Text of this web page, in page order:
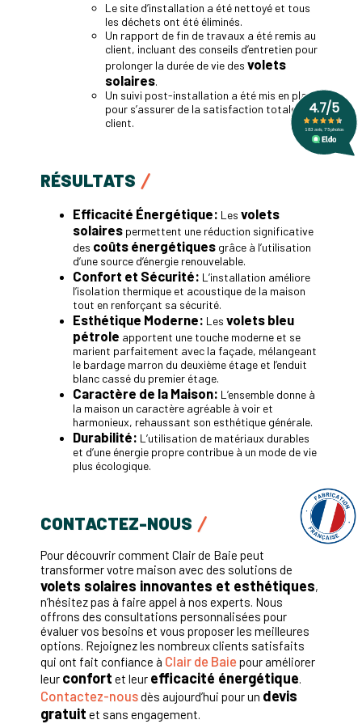
Le site d’installation a été nettoyé et tous
les déchets ont été éliminés.
Un rapport de fin de travaux a été remis au
client, incluant des conseils d’entretien pour
prolonger la durée de vie des volets
solaires.
Un suivi post-installation a été mis en place
pour s’assurer de la satisfaction totale du
client.
RÉSULTATS
Efficacité Énergétique: Les volets
solaires permettent une réduction significative
des coûts énergétiques grâce à l’utilisation
d’une source d’énergie renouvelable.
Confort et Sécurité: L’installation améliore
l’isolation thermique et acoustique de la maison
tout en renforçant sa sécurité.
Esthétique Moderne: Les volets bleu
pétrole apportent une touche moderne et se
marient parfaitement avec la façade, mélangeant
le bardage marron du deuxième étage et l’enduit
blanc cassé du premier étage.
Caractère de la Maison: L’ensemble donne à
la maison un caractère agréable à voir et
harmonieux, rehaussant son esthétique générale.
Durabilité: L’utilisation de matériaux durables
et d’une énergie propre contribue à un mode de vie
plus écologique.
CONTACTEZ-NOUS
Pour découvrir comment Clair de Baie peut
transformer votre maison avec des solutions de
volets solaires innovantes et esthétiques,
n’hésitez pas à faire appel à nos experts. Nous
offrons des consultations personnalisées pour
évaluer vos besoins et vous proposer les meilleures
options. Rejoignez les nombreux clients satisfaits
qui ont fait confiance à Clair de Baie pour améliorer
leur confort et leur efficacité énergétique.
Contactez-nousdès aujourd’hui pour un devis
gratuit et sans engagement.